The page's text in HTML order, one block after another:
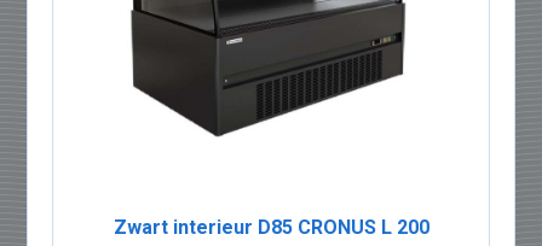
Zwart interieur D85 CRONUS L 200